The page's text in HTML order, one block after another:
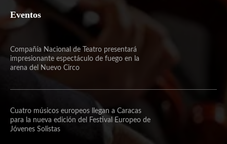
Eventos
Compañía Nacional de Teatro presentará
impresionante espectáculo de fuego en la
arena del Nuevo Circo
Cuatro músicos europeos llegan a Caracas
para la nueva edición del Festival Europeo de
Jóvenes Solistas